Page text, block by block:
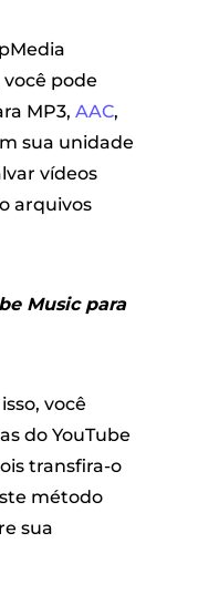
pode
MP3, AAC,
sua unidade
vídeos
arquivos
Music para
você
do YouTube
transfira-o
método
sua